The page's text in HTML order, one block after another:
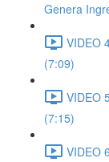
Genera
VIDEO
(7:09)
VIDEO
(7:15)
VIDEO